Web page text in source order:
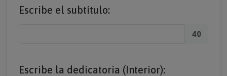
Escribe el subtítulo:
40
Escribe la dedicatoria (Interior):